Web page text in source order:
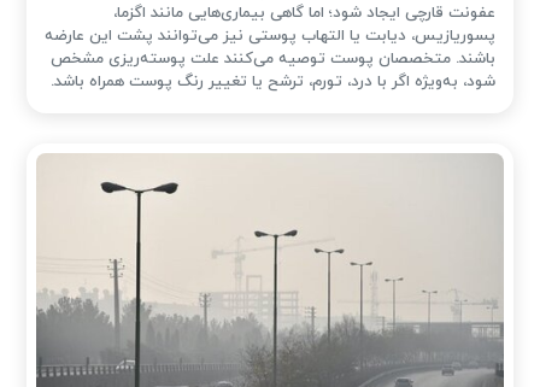
عفونت قارچی ایجاد شود؛ اما گاهی بیماری‌هایی مانند اگزما،
پسوریازیس، دیابت یا التهاب پوستی نیز می‌توانند پشت این عارضه
باشند. متخصصان پوست توصیه می‌کنند علت پوسته‌ریزی مشخص
شود، به‌ویژه اگر با درد، تورم، ترشح یا تغییر رنگ پوست همراه باشد.